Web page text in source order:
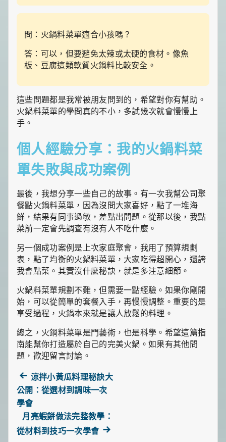
問：火鍋料菜單適合小孩嗎？
答：可以，但要避免太辣或太硬的食材。像魚
板、豆腐這類軟質火鍋料比較安全。
這些問題都是我常被朋友問到的，希望對你有幫助。
火鍋料菜單的學問真的不小，多試幾次就會慢慢上
手。
個人經驗分享：我的火鍋料菜
單失敗與成功案例
最後，我想分享一些自己的故事。有一次我幫公司聚
餐點火鍋料菜單，因為沒問大家喜好，點了一堆海
鮮，結果有同事過敏，差點出問題。從那以後，我點
菜前一定會先調查有沒有人不吃什麼。
另一個成功案例是上次家庭聚會，我用了預算規劃
表，點了均衡的火鍋料菜單，大家吃得超開心，還誇
我會點菜。其實沒什麼秘訣，就是多注意細節。
火鍋料菜單規劃不難，但需要一點經驗。如果你剛開
始，可以從簡單的套餐入手，再慢慢調整。重要的是
享受過程，火鍋本來就是讓人放鬆的料理。
總之，火鍋料菜單是門藝術，也是科學。希望這篇指
南能幫你打造屬於自己的完美火鍋。如果有其他問
題，歡迎留言討論。
文
章
導
Previous
post:
涼拌小黃瓜料理秘訣大
公開：從選材到調味一次
學會
月亮蝦餅做法完整教學：
從材料到技巧一次學會Next